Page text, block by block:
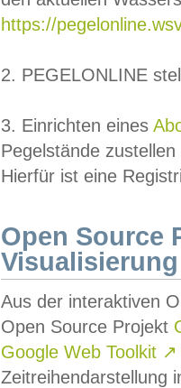
https://
2. PEGELONLINE
3. Einrichten eines
Pegelstände
Hierfür ist eine
Open Source
Visualisierung
Aus der interaktiven
Open Source Projekt
Google Web Toolkit ↗
Zeitreihendarstellung